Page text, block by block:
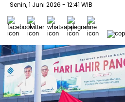
Senin, 1 Juni 2026 - 12:41 WIB